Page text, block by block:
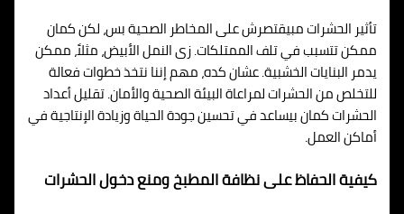
تأثير الحشرات مبيقتصرش على المخاطر الصحية بس، لكن كمان
ممكن تتسبب في تلف الممتلكات. زى النمل الأبيض، مثلاً، ممكن
يدمر البنايات الخشبية. عشان كده، مهم إننا نتخذ خطوات فعالة
للتخلص من الحشرات لمراعاة البيئة الصحية والأمان. تقليل أعداد
الحشرات كمان بيساعد في تحسين جودة الحياة وزيادة الإنتاجية في
أماكن العمل.
كيفية الحفاظ على نظافة المطبخ ومنع دخول الحشرات